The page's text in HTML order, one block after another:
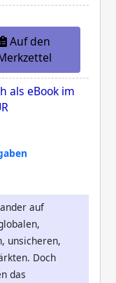
Auf den
als eBook im
auf
unsicheren,
Doch
das